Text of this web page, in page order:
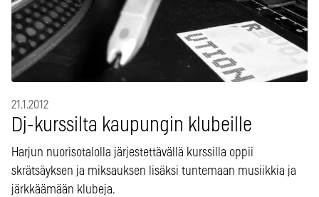
21.1.2012
Dj-kurssilta kaupungin klubeille
Harjun nuorisotalolla järjestettävällä kurssilla oppii
skrätsäyksen ja miksauksen lisäksi tuntemaan musiikkia ja
järkkäämään klubeja.